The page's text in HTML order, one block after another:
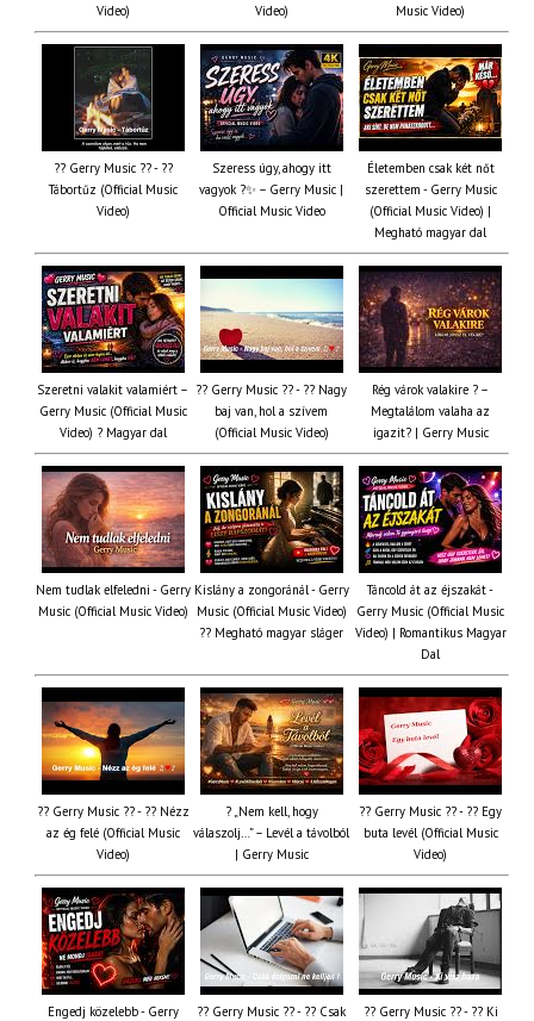
Video)
Video)
Music Video)
?? Gerry Music ?? - ??
Tábortűz (Official Music
Video)
Szeress úgy, ahogy itt
vagyok ?✨ – Gerry Music |
Official Music Video
Életemben csak két nőt
szerettem - Gerry Music
(Official Music Video) |
Megható magyar dal
Szeretni valakit valamiért –
Gerry Music (Official Music
Video) ? Magyar dal
?? Gerry Music ?? - ?? Nagy
baj van, hol a szívem
(Official Music Video)
Rég várok valakire ? –
Megtalálom valaha az
igazit? | Gerry Music
Nem tudlak elfeledni - Gerry
Music (Official Music Video)
Kislány a zongoránál - Gerry
Music (Official Music Video)
?? Megható magyar sláger
Táncold át az éjszakát -
Gerry Music (Official Music
Video) | Romantikus Magyar
Dal
?? Gerry Music ?? - ?? Nézz
az ég felé (Official Music
Video)
? „Nem kell, hogy
válaszolj…” – Levél a távolból
| Gerry Music
?? Gerry Music ?? - ?? Egy
buta levél (Official Music
Video)
Engedj közelebb - Gerry
?? Gerry Music ?? - ?? Csak
?? Gerry Music ?? - ?? Ki